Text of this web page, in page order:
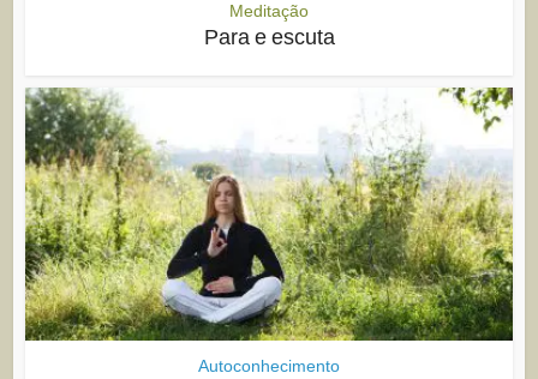
Meditação
Para e escuta
Autoconhecimento